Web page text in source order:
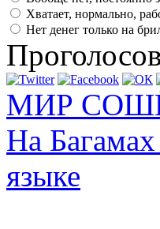
Хватает, нормально,
Нет денег только на
МИР
На
языке